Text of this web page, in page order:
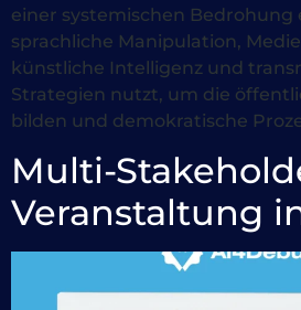
einer systemischen Bedrohung
sprachliche Manipulation,
künstliche Intelligenz und
Strategien nutzt, um die
bilden und demokratische
Multi-
Veranstaltung